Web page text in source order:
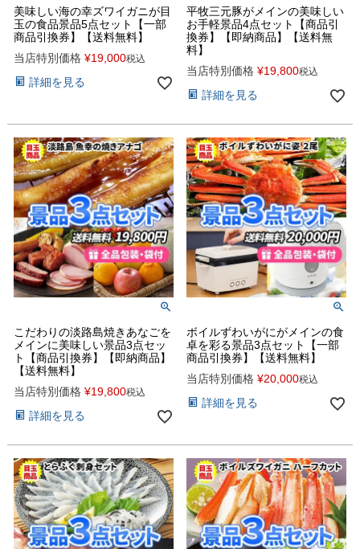
美味しい海の幸ズワイガニが目
玉の食品景品5点セット【一部
商品引換券】【送料無料】
当店特別価格 ¥19,000税込
詳細を見る
平牧三元豚がメインの美味しい
お手軽景品4点セット【商品引
換券】【即納商品】【送料無
料】
当店特別価格 ¥19,800税込
詳細を見る
こだわりの淡路島焼きあなごを
メインに美味しい景品3点セッ
ト【商品引換券】【即納商品】
【送料無料】
当店特別価格 ¥19,800税込
詳細を見る
ボイルずわいがにがメインの食
卓を彩る景品3点セット【一部
商品引換券】【送料無料】
当店特別価格 ¥20,000税込
詳細を見る